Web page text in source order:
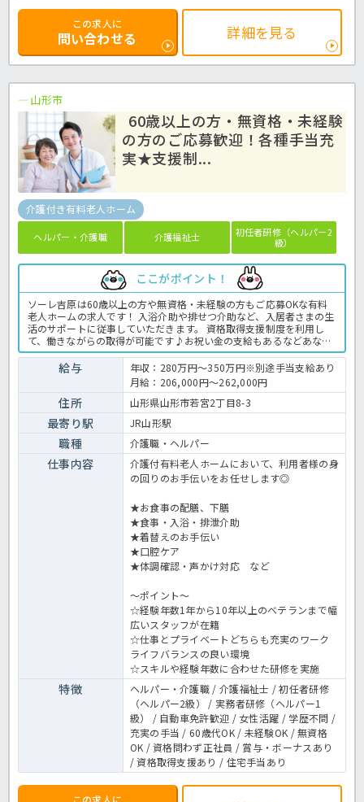
この求人に
問い合わせる 詳細を見る
山形市
60歳以上の方・無資格・未経験
の方のご応募歓迎！各種手当充
実★支援制...
介護付き有料老人ホーム
ヘルパー・介護職 介護福祉士
初任者研修（ヘルパー2
級）
ここがポイント！
ソーレ吉原は60歳以上の方や無資格・未経験の方もご応募OKな有料
老人ホームの求人です！ 入浴介助や排せつ介助など、入居者さまの生
活のサポートに従事していただきます。 資格取得支援制度を利用し
て、働きながらの取得が可能です♪お祝い金の支給もあるなどあなた
のやる気をしっかりバックアップ♪ 介護経験のある方は基本給も考慮
して下さいますので、まずはご相談下さいね。 住宅手当や扶養手当な
ど豊富な各種手当も魅力です♪これから介護の資格を取ろうとお考え
の方、介護にご興味をお持ちの方、まずはお気軽にほっ介護までお問
合せ下さいね。 有料老人ホームでの介護業務全般です。 ＜介護職
正職員 有料老人ホームの求人＞
給与
年収：280万円～350万円※別途手当支給あり
月給：206,000円～262,000円
住所 山形県山形市若宮2丁目8-3
最寄り駅 JR山形駅
職種 介護職・ヘルパー
仕事内容
介護付有料老人ホームにおいて、利用者様の身
の回りのお手伝いをお任せします◎
★お食事の配膳、下膳
★食事・入浴・排泄介助
★着替えのお手伝い
★口腔ケア
★体調確認・声かけ対応 など
～ポイント～
☆経験年数1年から10年以上のベテランまで幅
広いスタッフが在籍
☆仕事とプライベートどちらも充実のワーク
ライフバランスの良い環境
☆スキルや経験年数に合わせた研修を実施
特徴
ヘルパー・介護職 / 介護福祉士 / 初任者研修
（ヘルパー2級） / 実務者研修（ヘルパー1
級） / 自動車免許歓迎 / 女性活躍 / 学歴不問 /
充実の手当 / 60歳代OK / 未経験OK / 無資格
OK / 資格問わず正社員 / 賞与・ボーナスあり
/ 資格取得支援あり / 住宅手当あり
この求人に